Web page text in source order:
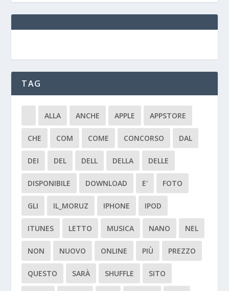
TAG
ALLA ANCHE APPLE APPSTORE
CHE COM COME CONCORSO DAL
DEI DEL DELL DELLA DELLE
DISPONIBILE DOWNLOAD E' FOTO
GLI IL_MORUZ IPHONE IPOD
ITUNES LETTO MUSICA NANO NEL
NON NUOVO ONLINE PIÙ PREZZO
QUESTO SARÀ SHUFFLE SITO